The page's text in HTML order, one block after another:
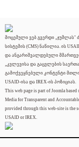
მოცემული ვებ გვერდი „ჯუმლას"
სისტემის (CMS) ნაწილია. ის
და ანგარიშვალდებული
„კვლევისა და გაცვლების
გამოქვეყნებული კონტენტი
USAID-ისა და IREX-ის პოზიციას.
This web page is part of Joomla
Media for Transparent and
provided through this web-site is the
USAID or IREX.